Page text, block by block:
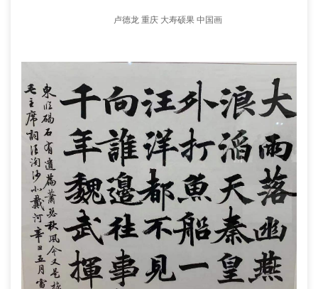
卢德龙 重庆 大寿硕果 中国画